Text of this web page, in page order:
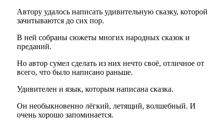
Автору удалось написать удивительную сказку, которой
зачитываются до сих пор.
В ней собраны сюжеты многих народных сказок и
преданий.
Но автор сумел сделать из них нечто своё, отличное от
всего, что было написано раньше.
Удивителен и язык, которым написана сказка.
Он необыкновенно лёгкий, летящий, волшебный. И
очень хорошо запоминается.